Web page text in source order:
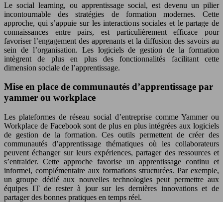
Le social learning, ou apprentissage social, est devenu un pilier
incontournable des stratégies de formation modernes. Cette
approche, qui s’appuie sur les interactions sociales et le partage de
connaissances entre pairs, est particulièrement efficace pour
favoriser l’engagement des apprenants et la diffusion des savoirs au
sein de l’organisation. Les logiciels de gestion de la formation
intègrent de plus en plus des fonctionnalités facilitant cette
dimension sociale de l’apprentissage.
Mise en place de communautés d’apprentissage par
yammer ou workplace
Les plateformes de réseau social d’entreprise comme Yammer ou
Workplace de Facebook sont de plus en plus intégrées aux logiciels
de gestion de la formation. Ces outils permettent de créer des
communautés d’apprentissage thématiques où les collaborateurs
peuvent échanger sur leurs expériences, partager des ressources et
s’entraider. Cette approche favorise un apprentissage continu et
informel, complémentaire aux formations structurées. Par exemple,
un groupe dédié aux nouvelles technologies peut permettre aux
équipes IT de rester à jour sur les dernières innovations et de
partager des bonnes pratiques en temps réel.